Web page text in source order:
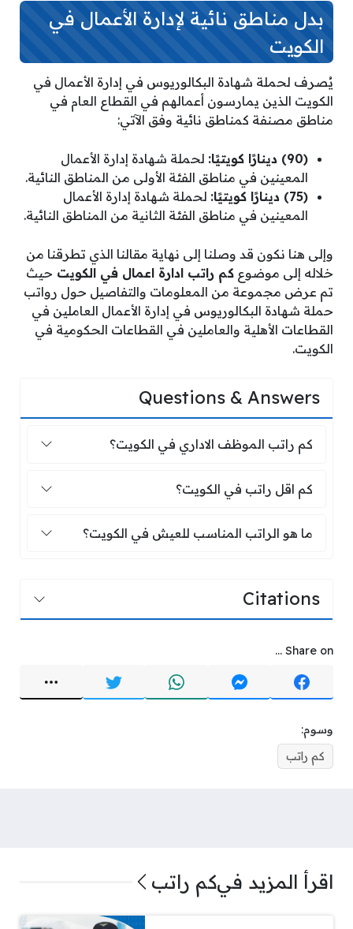
بدل مناطق نائية لإدارة الأعمال في
الكويت
يُصرف لحملة شهادة البكالوريوس في إدارة الأعمال في
الكويت الذين يمارسون أعمالهم في القطاع العام في
مناطق مصنفة كمناطق نائية وفق الآتي:
(90) دينارًا كويتيًا:
لحملة شهادة إدارة الأعمال
المعينين في مناطق الفئة الأولى من المناطق النائية.
(75) دينارًا كويتيًا:
لحملة شهادة إدارة الأعمال
المعينين في مناطق الفئة الثانية من المناطق النائية.
وإلى هنا نكون قد وصلنا إلى نهاية مقالنا الذي تطرقنا من
خلاله إلى موضوع كم راتب ادارة اعمال في الكويت حيث
تم عرض مجموعة من المعلومات والتفاصيل حول رواتب
حملة شهادة البكالوريوس في إدارة الأعمال العاملين في
القطاعات الأهلية والعاملين في القطاعات الحكومية في
الكويت.
Questions & Answers
كم راتب الموظف الاداري في الكويت؟
كم راتب الموظف الاداري في الكويت؟
كم اقل راتب في الكويت؟
كم اقل راتب في الكويت؟
ما هو الراتب المناسب للعيش في
ما هو الراتب المناسب للعيش في الكويت؟
Citations
Share on ...
وسوم:
كم راتب
اقرأ المزيد فيكم راتب